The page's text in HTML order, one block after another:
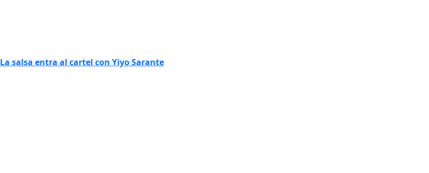
La salsa entra al cartel con Yiyo Sarante